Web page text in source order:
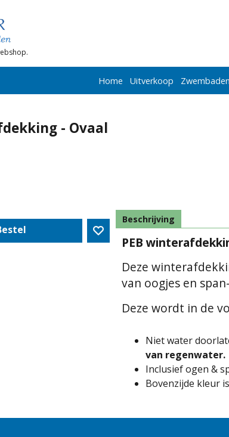
Home Uitverkoop Zwembaden
- Ovaal
Beschrijving
PEB
Deze
van oogjes en
Deze wordt in de
Niet water
van regenwater.
Inclusief ogen &
Bovenzijde kleur